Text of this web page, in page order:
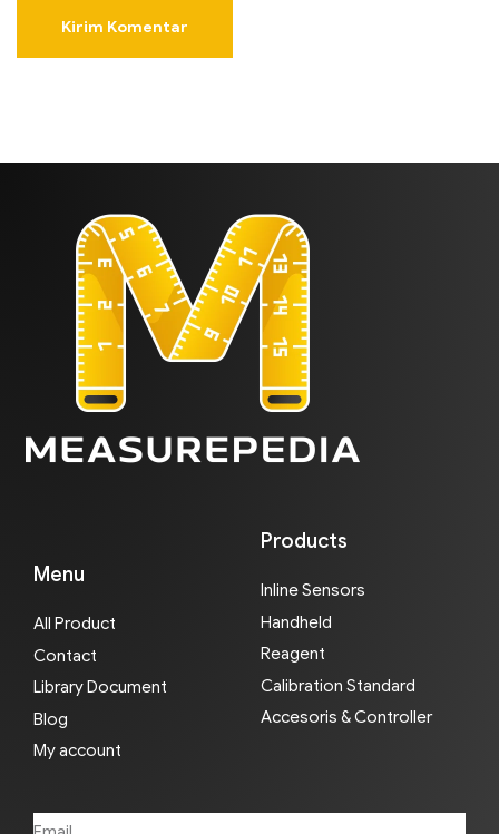
Menu
All Product
Contact
Library Document
Blog
My account
Products
Inline Sensors
Handheld
Reagent
Calibration Standard
Accesoris & Controller